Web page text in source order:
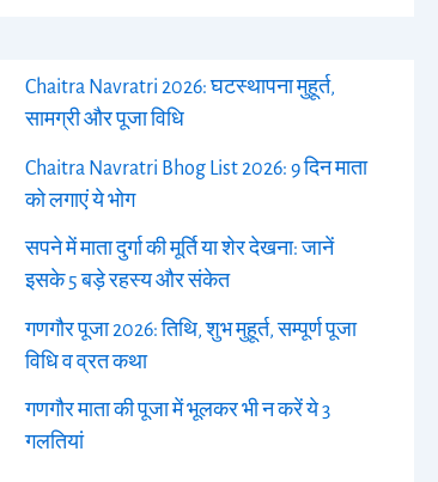
Chaitra Navratri 2026: घटस्थापना मुहूर्त,
सामग्री और पूजा विधि
Chaitra Navratri Bhog List 2026: 9 दिन माता
को लगाएं ये भोग
सपने में माता दुर्गा की मूर्ति या शेर देखना: जानें
इसके 5 बड़े रहस्य और संकेत
गणगौर पूजा 2026: तिथि, शुभ मुहूर्त, सम्पूर्ण पूजा
विधि व व्रत कथा
गणगौर माता की पूजा में भूलकर भी न करें ये 3
गलतियां